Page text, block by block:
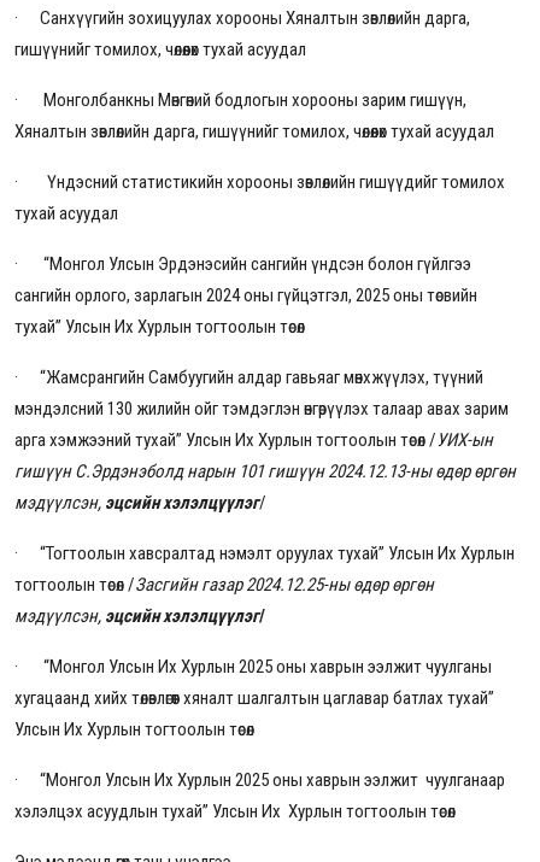
· Санхүүгийн зохицуулах хорооны Хяналтын зөвлөлийн дарга,
гишүүнийг томилох, чөлөөлөх тухай асуудал
· Монголбанкны Мөнгөний бодлогын хорооны зарим гишүүн,
Хяналтын зөвлөлийн дарга, гишүүнийг томилох, чөлөөлөх тухай асуудал
· Үндэсний статистикийн хорооны зөвлөлийн гишүүдийг томилох
тухай асуудал
· “Монгол Улсын Эрдэнэсийн сангийн үндсэн болон гүйлгээ
сангийн орлого, зарлагын 2024 оны гүйцэтгэл, 2025 оны төсвийн
тухай” Улсын Их Хурлын тогтоолын төсөл
· “Жамсрангийн Самбуугийн алдар гавьяаг мөнхжүүлэх, түүний
мэндэлсний 130 жилийн ойг тэмдэглэн өнгөрүүлэх талаар авах зарим
арга хэмжээний тухай” Улсын Их Хурлын тогтоолын төсөл/УИХ-ын
гишүүн С.Эрдэнэболд нарын 101 гишүүн 2024.12.13-ны өдөр өргөн
мэдүүлсэн, эцсийн хэлэлцүүлэг/
· “Тогтоолын хавсралтад нэмэлт оруулах тухай” Улсын Их Хурлын
тогтоолын төсөл/Засгийн газар 2024.12.25-ны өдөр өргөн
мэдүүлсэн, эцсийн хэлэлцүүлэг/
· “Монгол Улсын Их Хурлын 2025 оны хаврын ээлжит чуулганы
хугацаанд хийх төлөвлөгөөт хяналт шалгалтын цаглавар батлах тухай”
Улсын Их Хурлын тогтоолын төсөл
· “Монгол Улсын Их Хурлын 2025 оны хаврын ээлжит чуулганаар
хэлэлцэх асуудлын тухай” Улсын Их Хурлын тогтоолын төсөл